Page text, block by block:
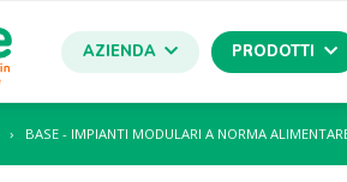
AZIENDA PRODOTTI
› BASE - IMPIANTI MODULARI A NORMA